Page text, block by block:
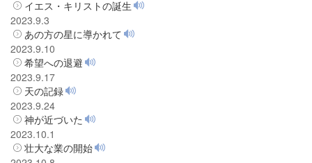
イエス・キリストの誕生
2023.9.3
あの方の星に導かれて
2023.9.10
希望への退避
2023.9.17
天の記録
2023.9.24
神が近づいた
2023.10.1
壮大な業の開始